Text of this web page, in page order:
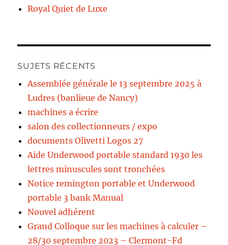
Royal Quiet de Luxe
SUJETS RÉCENTS
Assemblée générale le 13 septembre 2025 à
Ludres (banlieue de Nancy)
machines a écrire
salon des collectionneurs / expo
documents Olivetti Logos 27
Aide Underwood portable standard 1930 les
lettres minuscules sont tronchées
Notice remington portable et Underwood
portable 3 bank Manual
Nouvel adhérent
Grand Colloque sur les machines à calculer –
28/30 septembre 2023 – Clermont-Fd